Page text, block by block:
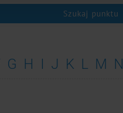
Szukaj punktu
G H I J K L M N